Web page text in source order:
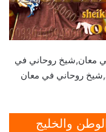
معان,شيخ روحاني في
روحاني في معان
والخليج